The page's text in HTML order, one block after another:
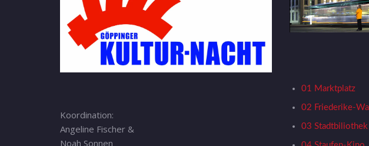
Koordination:
Angeline Fischer &
Noah Sonnen
01 Marktplatz
02 Friederike-
03 Stadtbiliothek